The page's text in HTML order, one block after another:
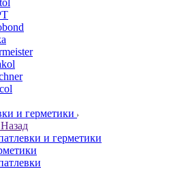
и герметики
Назад
и герметики